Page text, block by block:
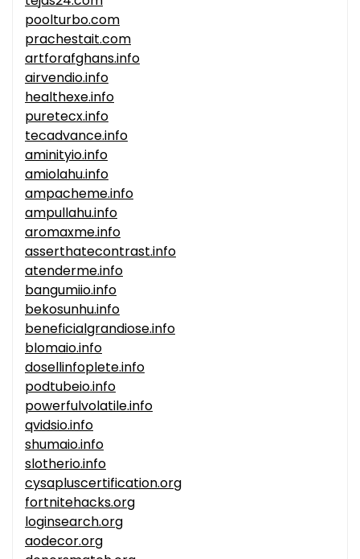
poolturbo.com
prachestait.com
artforafghans.info
airvendio.info
healthexe.info
puretecx.info
tecadvance.info
aminityio.info
amiolahu.info
ampacheme.info
ampullahu.info
aromaxme.info
asserthatecontrast.info
atenderme.info
bangumiio.info
bekosunhu.info
beneficialgrandiose.info
blomaio.info
dosellinfoplete.info
podtubeio.info
powerfulvolatile.info
qvidsio.info
shumaio.info
slotherio.info
cysapluscertification.org
fortnitehacks.org
loginsearch.org
aodecor.org